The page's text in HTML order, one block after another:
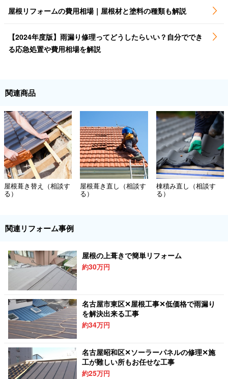
屋根リフォームの費用相場｜屋根材と塗料の種類も解説
【2024年度版】雨漏り修理ってどうしたらいい？自分ででき
る応急処置や費用相場を解説
関連商品
屋根葺き替え（相談す
る）
屋根葺き直し（相談す
る）
棟積み直し（相談す
る）
関連リフォーム事例
屋根の上葺きで簡単リフォーム
約30万円
名古屋市東区✕屋根工事✕低価格で雨漏り
を解決出来る工事
約34万円
名古屋昭和区✕ソーラーパネルの修理✕施
工が難しい所もお任せな工事
約25万円